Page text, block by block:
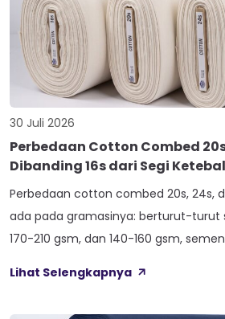
30 Juli 2026
Perbedaan Cotton Combed
Dibanding 16s dari Segi
Perbedaan cotton combed 20s, 24s,
ada pada gramasinya: berturut-turut
170-210 gsm, dan 140-160 gsm,
satu kaos terasa berat dan kokoh,
Lihat Selengkapnya